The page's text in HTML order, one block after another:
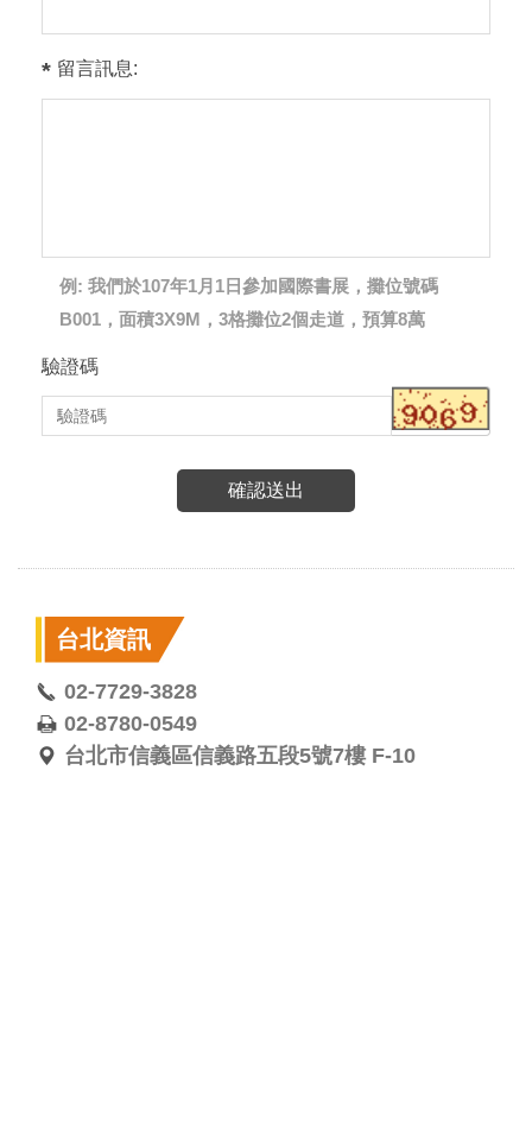
留言訊息:
例: 我們於107年1月1日參加國際書展，攤位號碼
B001，面積3X9M，3格攤位2個走道，預算8萬
驗證碼
確認送出
台北資訊
02-7729-3828
02-8780-0549
台北市信義區信義路五段5號7樓 F-10